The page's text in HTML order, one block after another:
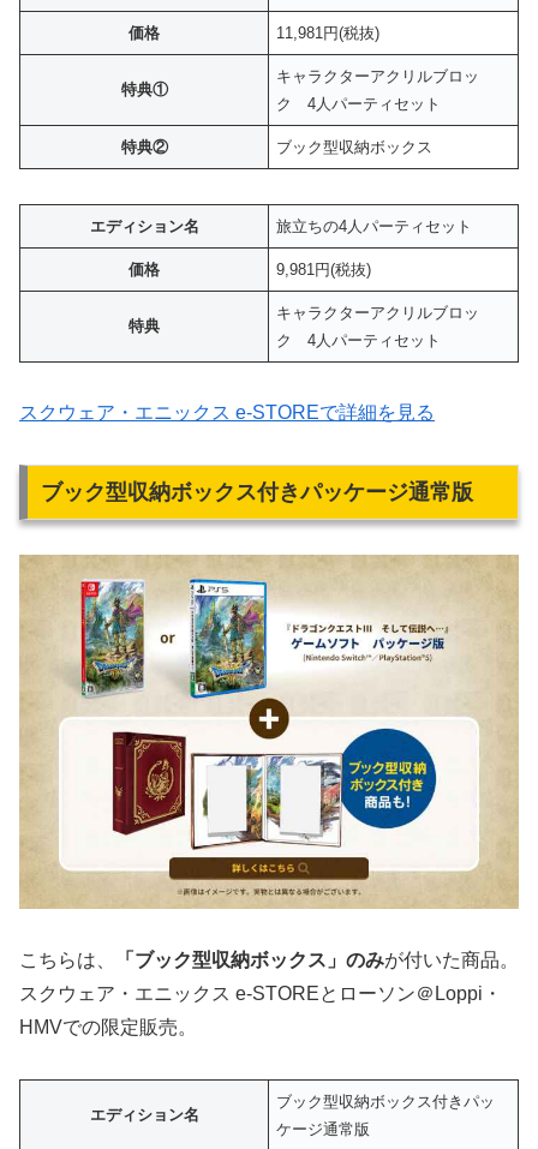
価格 11,981円(税抜)
特典①
キャラクターアクリルブロッ
ク 4人パーティセット
特典② ブック型収納ボックス
エディション名 旅立ちの4人パーティセット
価格 9,981円(税抜)
特典
キャラクターアクリルブロッ
ク 4人パーティセット
スクウェア・エニックス e-STOREで詳細を見る
ブック型収納ボックス付きパッケージ通常版
こちらは、 「ブック型収納ボックス」のみが付いた商品。
スクウェア・エニックス e-STOREとローソン＠Loppi・
HMVでの限定販売。
エディション名
ブック型収納ボックス付きパッ
ケージ通常版